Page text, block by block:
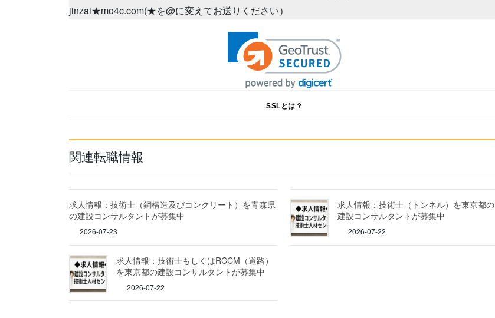
jinzai★mo4c.com(★を@に変えてお送りください）
SSLとは？
関連転職情報
求人情報：技術士（鋼構造及びコンクリート）を青森県
の建設コンサルタントが募集中
2026-07-23
求人情報：技術士（トンネル）を東京都の
建設コンサルタントが募集中
2026-07-22
求人情報：技術士もしくはRCCM（道路）
を東京都の建設コンサルタントが募集中
2026-07-22